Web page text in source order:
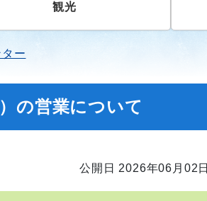
観光
ー
の営業について
公開日 2026年06月02日